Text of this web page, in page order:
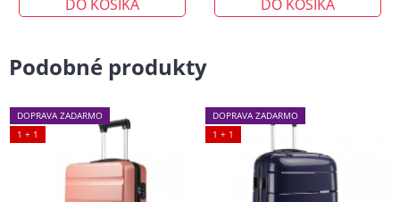
DO KOŠÍKA DO KOŠÍKA
Podobné produkty
DOPRAVA ZADARMO
1 + 1
DOPRAVA ZADARMO
1 + 1